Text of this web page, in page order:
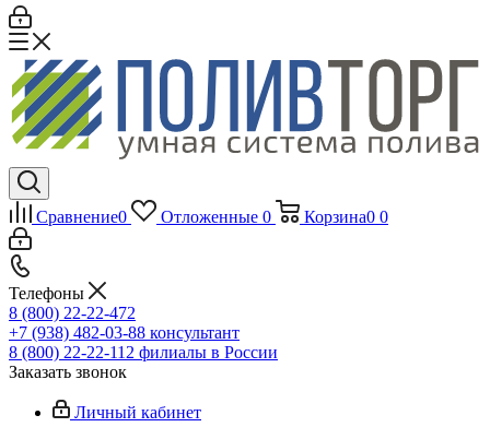
Сравнение0 Отложенные 0 Корзина0 0
Телефоны
8 (800) 22-22-472
+7 (938) 482-03-88 консультант
8 (800) 22-22-112 филиалы в России
Заказать звонок
Личный кабинет